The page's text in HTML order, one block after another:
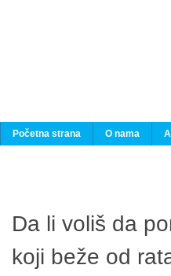
Početna strana O nama
Da li voliš da
koji beže od